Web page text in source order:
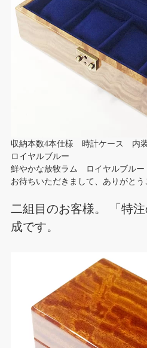
収納本数4本仕様 時計ケース 内
ロイヤルブルー
鮮やかな放牧ラム ロイヤルブルー
お待ちいただきまして、ありがとう
二組目のお客様。 「特
成です。